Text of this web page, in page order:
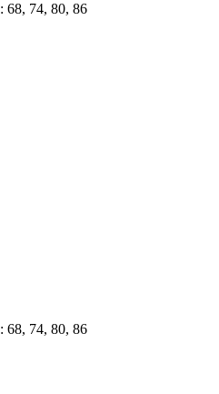
: 68, 74, 80, 86
: 68, 74, 80, 86